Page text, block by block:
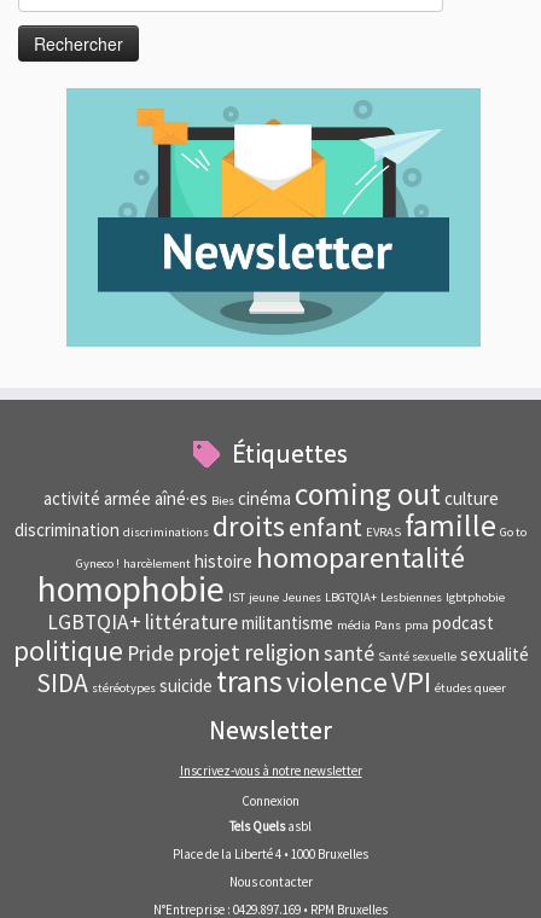
Étiquettes
activité armée aîné·es Bies cinéma coming outculture
discrimination discriminations droitsenfant EVRAS famille Go to
Gyneco ! harcèlement histoire homoparentalité
homophobie IST jeune Jeunes LBGTQIA+ Lesbiennes lgbtphobie
LGBTQIA+ littératuremilitantisme média Pans pma podcast
politique Pride projet religionsanté Santé sexuelle sexualité
SIDA stéréotypes suicide transviolenceVPI études queer
Newsletter
Inscrivez-vous à notre newsletter
Connexion
Tels Quelsasbl
Place de la Liberté 4 • 1000 Bruxelles
Nous contacter
N°Entreprise : 0429.897.169 • RPM Bruxelles